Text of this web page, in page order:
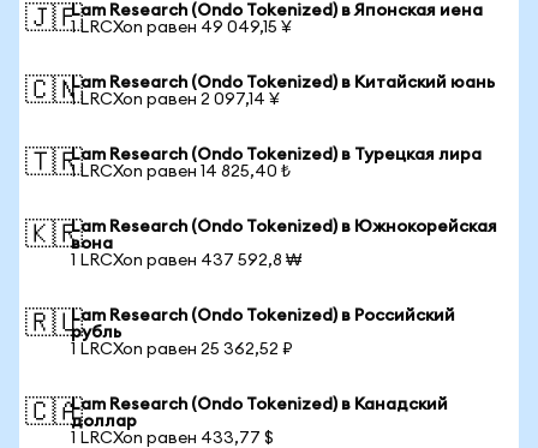
🇯🇵Lam Research (Ondo Tokenized) в Японская иена
1 LRCXon равен 49 049,15 ¥
🇨🇳Lam Research (Ondo Tokenized) в Китайский юань
1 LRCXon равен 2 097,14 ¥
🇹🇷Lam Research (Ondo Tokenized) в Турецкая лира
1 LRCXon равен 14 825,40 ₺
🇰🇷Lam Research (Ondo Tokenized) в Южнокорейская
вона
1 LRCXon равен 437 592,8 ₩
🇷🇺Lam Research (Ondo Tokenized) в Российский
рубль
1 LRCXon равен 25 362,52 ₽
🇨🇦Lam Research (Ondo Tokenized) в Канадский
доллар
1 LRCXon равен 433,77 $